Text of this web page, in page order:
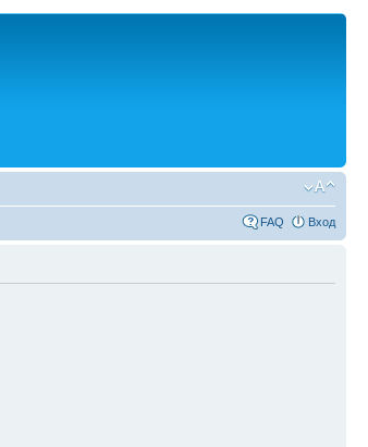
FAQ Вход